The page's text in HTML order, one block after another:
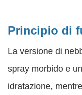
Principio di
La versione di
spray morbido e
idratazione,